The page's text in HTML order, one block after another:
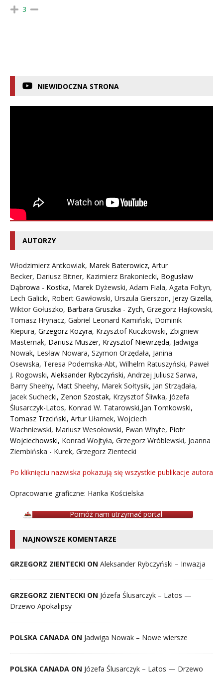
3
NIEWIDOCZNA STRONA
AUTORZY
Włodzimierz Antkowiak, Marek Baterowicz, Artur
Becker, Dariusz Bitner, Kazimierz Brakoniecki, Bogusław
Dąbrowa - Kostka, Marek Dyżewski, Adam Fiala, Agata Foltyn,
Lech Galicki, Robert Gawłowski, Urszula Gierszon, Jerzy Gizella,
Wiktor Gołuszko, Barbara Gruszka - Zych, Grzegorz Hajkowski,
Tomasz Hrynacz, Gabriel Leonard Kamiński, Dominik
Kiepura, Grzegorz Kozyra, Krzysztof Kuczkowski, Zbigniew
Masternak, Dariusz Muszer, Krzysztof Niewrzęda, Jadwiga
Nowak, Lesław Nowara, Szymon Orzędała, Janina
Osewska, Teresa Podemska-Abt, Wilhelm Ratuszyński, Paweł
J. Rogowski, Aleksander Rybczyński, Andrzej Juliusz Sarwa,
Barry Sheehy, Matt Sheehy, Marek Sołtysik, Jan Strządała,
Jacek Suchecki, Zenon Szostak, Krzysztof Śliwka, Józefa
Ślusarczyk-Latos, Konrad W. Tatarowski,Jan Tomkowski,
Tomasz Trzciński, Artur Ułamek, Wojciech
Wachniewski, Mariusz Wesołowski, Ewan Whyte, Piotr
Wojciechowski, Konrad Wojtyła, Grzegorz Wróblewski, Joanna
Ziembińska - Kurek, Grzegorz Zientecki
Po kliknięciu nazwiska pokazują się wszystkie publikacje autora
Opracowanie graficzne: Hanka Kościelska
Pomóż nam utrzymać portal
NAJNOWSZE KOMENTARZE
GRZEGORZ ZIENTECKI ON Aleksander Rybczyński – Inwazja
GRZEGORZ ZIENTECKI ON Józefa Ślusarczyk – Latos —
Drzewo Apokalipsy
POLSKA CANADA ON Jadwiga Nowak – Nowe wiersze
POLSKA CANADA ON Józefa Ślusarczyk – Latos — Drzewo